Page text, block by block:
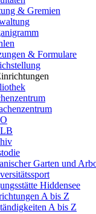
& Gremien
& Formulare
Garten und
Hiddensee
A bis Z
A bis Z